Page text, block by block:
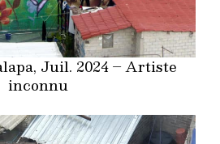
Juil. 2024 – Artiste
inconnu